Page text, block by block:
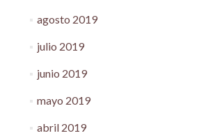
agosto 2019
julio 2019
junio 2019
mayo 2019
abril 2019